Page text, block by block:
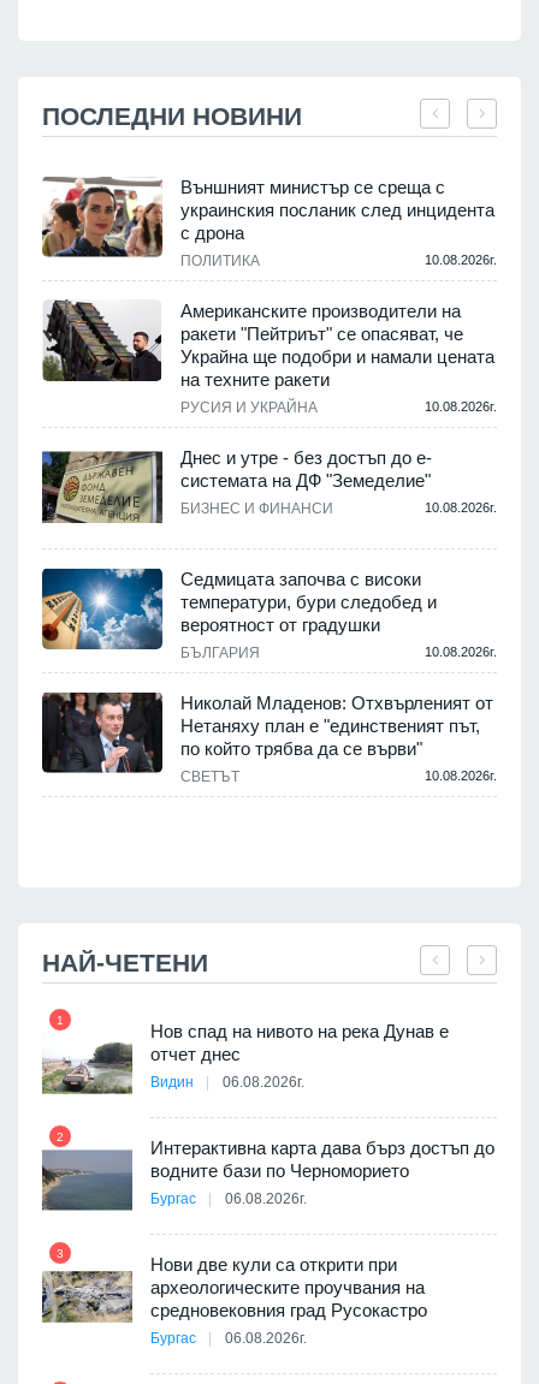
ПОСЛЕДНИ НОВИНИ
Външният министър се среща с
украинския посланик след инцидента
с дрона
ПОЛИТИКА 10.08.2026г.
Американските производители на
ракети "Пейтриът" се опасяват, че
Украйна ще подобри и намали цената
на техните ракети
РУСИЯ И УКРАЙНА 10.08.2026г.
Днес и утре - без достъп до е-
системата на ДФ "Земеделие"
БИЗНЕС И ФИНАНСИ 10.08.2026г.
Седмицата започва с високи
температури, бури следобед и
вероятност от градушки
БЪЛГАРИЯ 10.08.2026г.
Николай Младенов: Отхвърленият от
Нетаняху план е "единственият път,
по който трябва да се върви"
СВЕТЪТ 10.08.2026г.
НАЙ-ЧЕТЕНИ
1
Нов спад на нивото на река Дунав е
отчет днес
Видин 06.08.2026г.
2
Интерактивна карта дава бърз достъп до
водните бази по Черноморието
Бургас 06.08.2026г.
3
Нови две кули са открити при
археологическите проучвания на
средновековния град Русокастро
Бургас 06.08.2026г.